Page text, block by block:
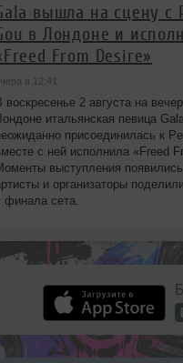
вышла на сцену с
в Лондоне и
From Desire»
в 12:41
воскресенье 2 августа на
итальянская певица Gala
присоединилась к
с ней исполнила «Freed
выступления
и организаторы
финала сета.